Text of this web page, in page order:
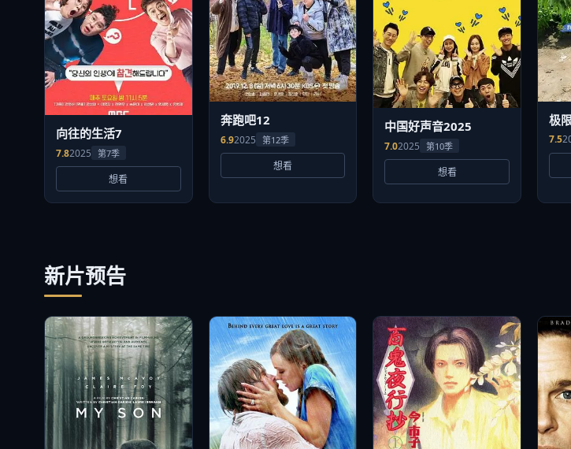
向往的生活7
7.82025 第7季
想看
奔跑吧12
6.92025 第12季
想看
中国好声音2025
7.02025 第10季
想看
极
7.5
新片预告